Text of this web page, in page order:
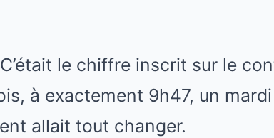
le chiffre inscrit sur le
à exactement 9h47, un
allait tout changer.